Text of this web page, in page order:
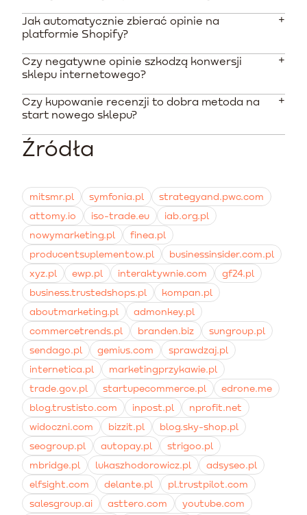
Suplementy to produkty bezpośrednio wpływające na
zaufania. Według danych z rynku, aż 92% kupujących
czyta recenzje przed zakupem, a wiarygodne opinie
Jak automatycznie zbierać opinie na
platformie Shopify?
Najlepiej zintegrować aplikacje takie jak Loox lub
przypadku suplementów powiadomienia należy
wysyłać po 14 do 30 dniach od doręczenia zamówienia,
Czy negatywne opinie szkodzą konwersji
sklepu internetowego?
Nie, jeśli odpowiednio nimi zarządzasz. Profil z idealną
użytkowników, podczas gdy merytoryczna odpowiedź
na negatywną opinię pokazuje profesjonalizm marki i
Czy kupowanie recenzji to dobra metoda na
start nowego sklepu?
To najgorsza możliwa decyzja, która niszczy zaufanie i
opinii, a fałszowanie recenzji podlega wysokim karom
nakładanym przez UOKiK.
Źródła
mitsmr.pl symfonia.pl
strategyand.pwc.com
attomy.io
iso-trade.eu
iab.org.pl
nowymarketing.pl
finea.pl
producentsuplementow.pl
businessinsider.com.pl
xyz.pl
ewp.pl interaktywnie.com
gf24.pl
business.trustedshops.pl
kompan.pl
aboutmarketing.pl
admonkey.pl
commercetrends.pl
branden.biz
sungroup.pl
sendago.pl
gemius.com
sprawdzaj.pl
internetica.pl
marketingprzykawie.pl
trade.gov.pl
startupecommerce.pl
edrone.me
blog.trustisto.com
inpost.pl
nprofit.net
widoczni.com
bizzit.pl
blog.sky-shop.pl
seogroup.pl
autopay.pl
strigoo.pl
mbridge.pl
lukaszhodorowicz.pl
adsyseo.pl
elfsight.com
delante.pl
pl.trustpilot.com
salesgroup.ai
asttero.com
youtube.com